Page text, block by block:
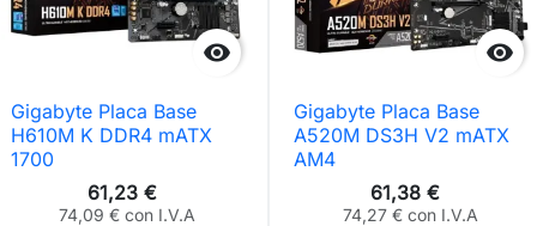

Gigabyte Placa Base
H610M K DDR4 mATX
1700
61,23 €
74,09 € con I.V.A

Gigabyte Placa Base
A520M DS3H V2 mATX
AM4
61,38 €
74,27 € con I.V.A